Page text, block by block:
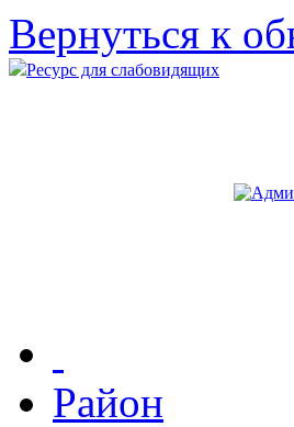
Вернуться к
Ресурс для слабовидящих
Район